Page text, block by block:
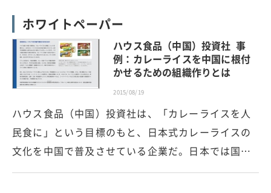
ホワイトペーパー
ハウス食品（中国）投資社 事
例：カレーライスを中国に根付
かせるための組織作りとは
2015/08/19
ハウス食品（中国）投資社は、「カレーライスを人
民食に」という目標のもと、日本式カレーライスの
文化を中国で普及させている企業だ。日本では国…